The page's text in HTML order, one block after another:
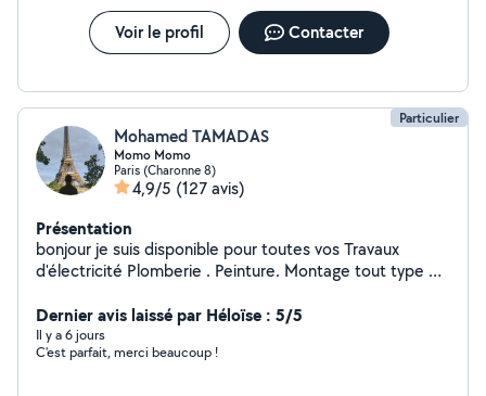
Voir le profil Contacter
Particulier
Mohamed TAMADAS
Momo Momo
Paris (Charonne 8)
4,9/5 (127 avis)
Présentation
bonjour je suis disponible pour toutes vos Travaux
d'électricité Plomberie . Peinture. Montage tout type de
dynamique
Dernier avis laissé par Héloïse : 5/5
Il y a 6 jours
C'est parfait, merci beaucoup !